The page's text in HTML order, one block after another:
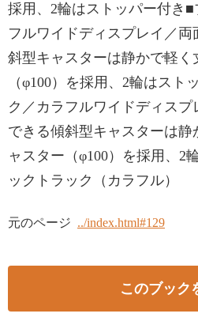
採用、2輪はストッパー付き
フルワイドディスプレイ／
斜型キャスターは静かで軽く
（φ100）を採用、2輪はスト
ク／カラフルワイドディス
できる傾斜型キャスターは静
ャスター（φ100）を採用、2
ックトラック（カラフル）
元のページ ../index.html#129
このブック